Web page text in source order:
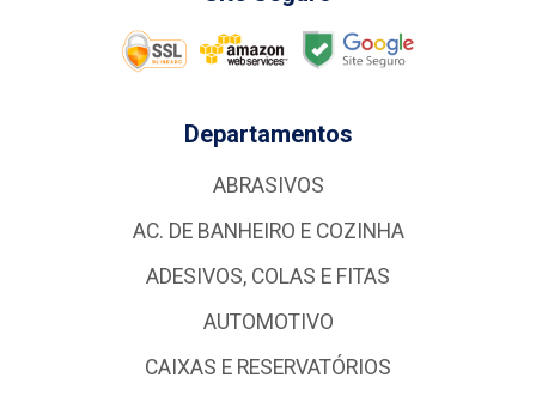
Departamentos
ABRASIVOS
AC. DE BANHEIRO E COZINHA
ADESIVOS, COLAS E FITAS
AUTOMOTIVO
CAIXAS E RESERVATÓRIOS